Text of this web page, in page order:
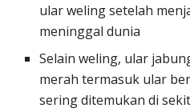
ular weling setelah
meninggal dunia
Selain weling, ular
merah termasuk ular
sering ditemukan di